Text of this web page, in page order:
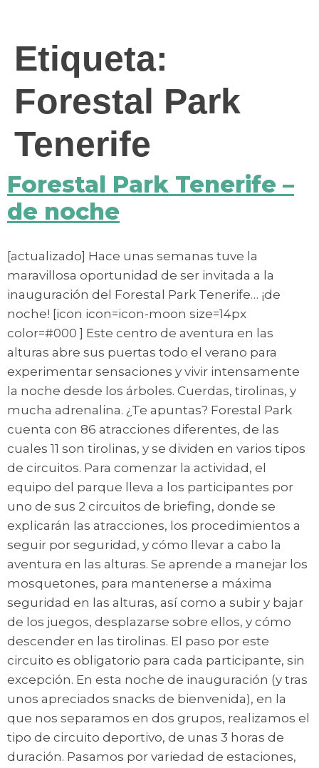
Etiqueta:
Forestal Park
Tenerife
Forestal Park Tenerife –
de noche
[actualizado] Hace unas semanas tuve la
maravillosa oportunidad de ser invitada a la
inauguración del Forestal Park Tenerife… ¡de
noche! [icon icon=icon-moon size=14px
color=#000 ] Este centro de aventura en las
alturas abre sus puertas todo el verano para
experimentar sensaciones y vivir intensamente
la noche desde los árboles. Cuerdas, tirolinas, y
mucha adrenalina. ¿Te apuntas? Forestal Park
cuenta con 86 atracciones diferentes, de las
cuales 11 son tirolinas, y se dividen en varios tipos
de circuitos. Para comenzar la actividad, el
equipo del parque lleva a los participantes por
uno de sus 2 circuitos de briefing, donde se
explicarán las atracciones, los procedimientos a
seguir por seguridad, y cómo llevar a cabo la
aventura en las alturas. Se aprende a manejar los
mosquetones, para mantenerse a máxima
seguridad en las alturas, así como a subir y bajar
de los juegos, desplazarse sobre ellos, y cómo
descender en las tirolinas. El paso por este
circuito es obligatorio para cada participante, sin
excepción. En esta noche de inauguración (y tras
unos apreciados snacks de bienvenida), en la
que nos separamos en dos grupos, realizamos el
tipo de circuito deportivo, de unas 3 horas de
duración. Pasamos por variedad de estaciones,